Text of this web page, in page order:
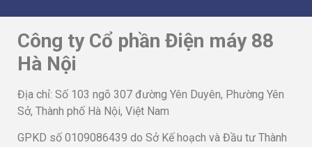
Công ty Cổ phần Điện máy 88
Hà Nội
Địa chỉ: Số 103 ngõ 307 đường Yên Duyên, Phường Yên
Sở, Thành phố Hà Nội, Việt Nam
GPKD số 0109086439 do Sở Kế hoạch và Đầu tư Thành